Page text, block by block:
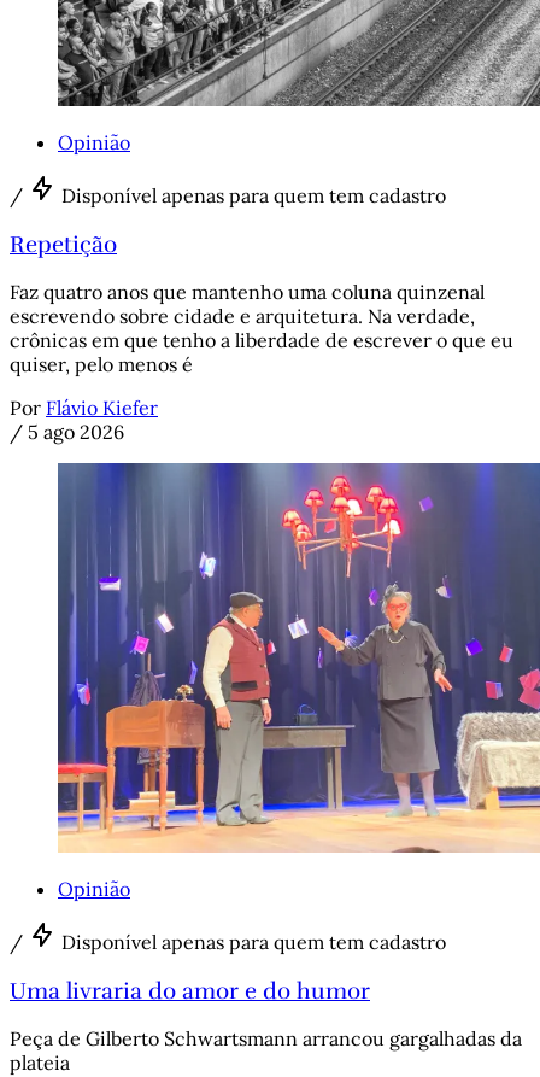
Opinião
/ Disponível apenas para quem tem cadastro
Repetição
Faz quatro anos que mantenho uma coluna quinzenal
escrevendo sobre cidade e arquitetura. Na verdade,
crônicas em que tenho a liberdade de escrever o que eu
quiser, pelo menos é
Por Flávio Kiefer
/ 5 ago 2026
Opinião
/ Disponível apenas para quem tem cadastro
Uma livraria do amor e do humor
Peça de Gilberto Schwartsmann arrancou gargalhadas da
plateia